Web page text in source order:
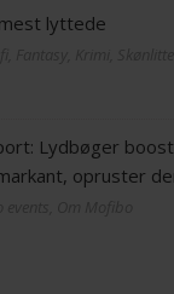
lyttede
Lydbøger
opruster